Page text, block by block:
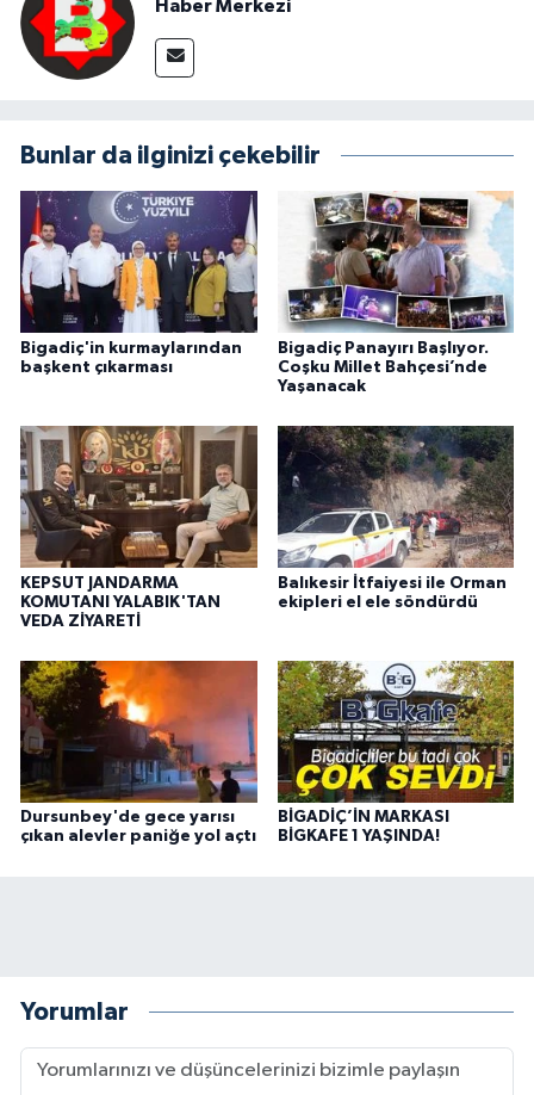
Haber Merkezi
Bunlar da ilginizi çekebilir
Bigadiç'in kurmaylarından
başkent çıkarması
Bigadiç Panayırı Başlıyor.
Coşku Millet Bahçesi’nde
Yaşanacak
KEPSUT JANDARMA
KOMUTANI YALABIK'TAN
VEDA ZİYARETİ
Balıkesir İtfaiyesi ile Orman
ekipleri el ele söndürdü
Dursunbey'de gece yarısı
çıkan alevler paniğe yol açtı
BİGADİÇ’İN MARKASI
BİGKAFE 1 YAŞINDA!
Yorumlar